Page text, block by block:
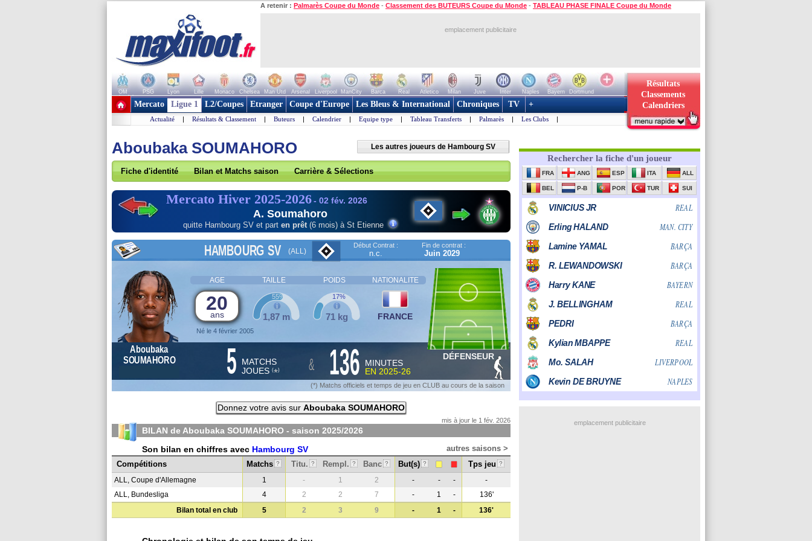
A retenir : Palmarès Coupe du Monde - Classement des BUTEURS Coupe du Monde - TABLEAU PHASE FINALE Coupe du Monde
emplacement publicitaire
OM PSG Lyon Lille Monaco Chelsea Man Utd Arsenal Liverpool ManCity Barca Real Atletico Milan Juve Inter Naples Bayern
Dortmund
+ de clubs
Résultats
Classements
Calendriers
Mercato Ligue 1 L2/Coupes Etranger Coupe d'Europe Les Bleus & International Chroniques TV +
Actualité | Résultats & Classement | Buteurs | Calendrier | Equipe type | Tableau Transferts | Palmarès | Les Clubs |
Aboubaka SOUMAHORO Les autres joueurs de Hambourg SV
Fiche d'identité Bilan et Matchs saison Carrière & Sélections
Mercato Hiver 2025-2026- 02 fév. 2026
A. Soumahoro
quitte Hambourg SV et part en prêt(6 mois) à St Etienne
HAMBOURG SV (ALL)
Début Contrat :
n.c.
Fin de contrat :
Juin 2029
AGE TAILLE POIDS NATIONALITE
20
ans
Né le 4 février 2005
1,87 m
55%
71 kg
17%
FRANCE
Aboubaka
SOUMAHORO
5
MATCHS
JOUES (*) & 136
MINUTES
EN 2025-26
DÉFENSEUR
(*) Matchs officiels et temps de jeu en CLUB au cours de la saison
Donnez votre avis sur Aboubaka SOUMAHORO
mis à jour le 1 fév. 2026
BILAN de Aboubaka SOUMAHORO - saison 2025/2026
Son bilan en chiffres avec Hambourg SV
autres saisons >
Compétitions
Matchs ? Titu. ? Rempl. ? Banc ? But(s) ? Tps jeu ?
ALL, Coupe d'Allemagne 1 - 1 2 - - -
-
ALL, Bundesliga
4 2 2 7 - 1 -
136'
Bilan total en club
5 2 3 9 - 1 - 136'
emplacement publicitaire